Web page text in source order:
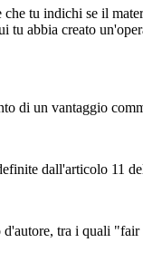
tu indichi se il
tu abbia creato
di un vantaggio
dall'articolo 11
tra i quali